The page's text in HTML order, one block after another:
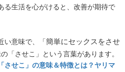
る生活を心がけると、改善が期待で
い意味で、「簡単にセックスをさせ
「させこ」という言葉があります。
「させこ」の意味＆特徴とは？ヤリマ